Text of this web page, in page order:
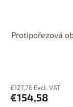
Protipořezová
€127,76 Excl. VAT
€154,58